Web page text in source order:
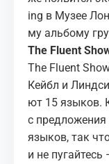
ing в Му­зее
му аль­бо­му
The Flu­ent
The Flu­ent
Кей­бл и
ют 15 язы­ков.
с
язы­ков, так
и не